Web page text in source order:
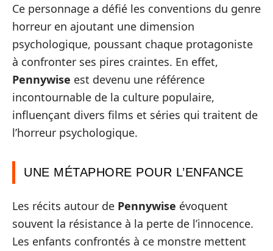
Ce personnage a défié les conventions du genre
horreur en ajoutant une dimension
psychologique, poussant chaque protagoniste
à confronter ses pires craintes. En effet,
Pennywise est devenu une référence
incontournable de la culture populaire,
influençant divers films et séries qui traitent de
l’horreur psychologique.
UNE MÉTAPHORE POUR L’ENFANCE
Les récits autour de Pennywise évoquent
souvent la résistance à la perte de l’innocence.
Les enfants confrontés à ce monstre mettent